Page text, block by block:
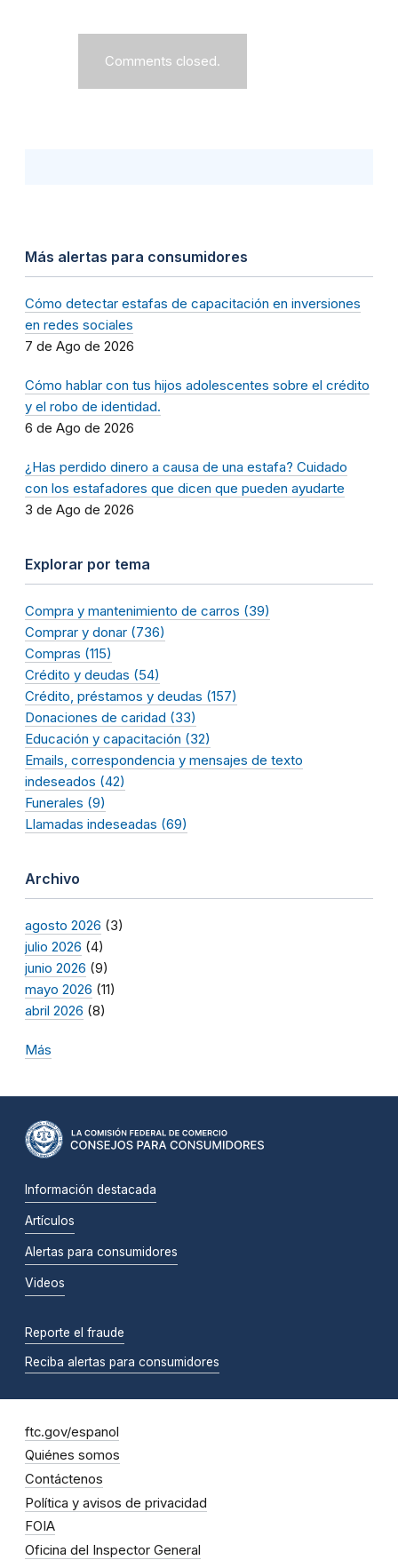
Comments closed.
Más alertas para consumidores
Cómo detectar estafas de capacitación en inversiones
en redes sociales
7 de Ago de 2026
Cómo hablar con tus hijos adolescentes sobre el crédito
y el robo de identidad.
6 de Ago de 2026
¿Has perdido dinero a causa de una estafa? Cuidado
con los estafadores que dicen que pueden ayudarte
3 de Ago de 2026
Explorar por tema
Compra y mantenimiento de carros (39)
Comprar y donar (736)
Compras (115)
Crédito y deudas (54)
Crédito, préstamos y deudas (157)
Donaciones de caridad (33)
Educación y capacitación (32)
Emails, correspondencia y mensajes de texto
indeseados (42)
Funerales (9)
Llamadas indeseadas (69)
Archivo
agosto 2026 (3)
julio 2026 (4)
junio 2026 (9)
mayo 2026 (11)
abril 2026 (8)
Más
Información destacada
Artículos
Alertas para consumidores
Videos
Reporte el fraude
Reciba alertas para consumidores
ftc.gov/espanol
Quiénes somos
Contáctenos
Política y avisos de privacidad
FOIA
Oficina del Inspector General